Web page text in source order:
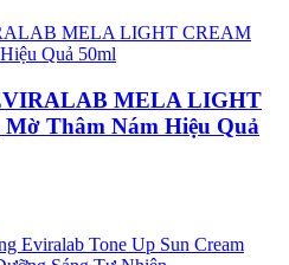
MELA LIGHT
Thâm Nám Hiệu Quả